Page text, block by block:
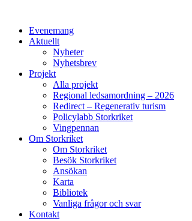
Evenemang
Aktuellt
Nyheter
Nyhetsbrev
Projekt
Alla projekt
Regional ledsamordning – 2026
Redirect – Regenerativ turism
Policylabb Storkriket
Vingpennan
Om Storkriket
Om Storkriket
Besök Storkriket
Ansökan
Karta
Bibliotek
Vanliga frågor och svar
Kontakt